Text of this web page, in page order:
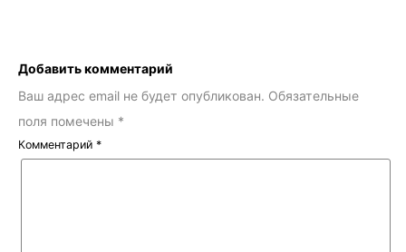
Добавить комментарий
Ваш адрес email не будет опубликован. Обязательные
поля помечены *
Комментарий *